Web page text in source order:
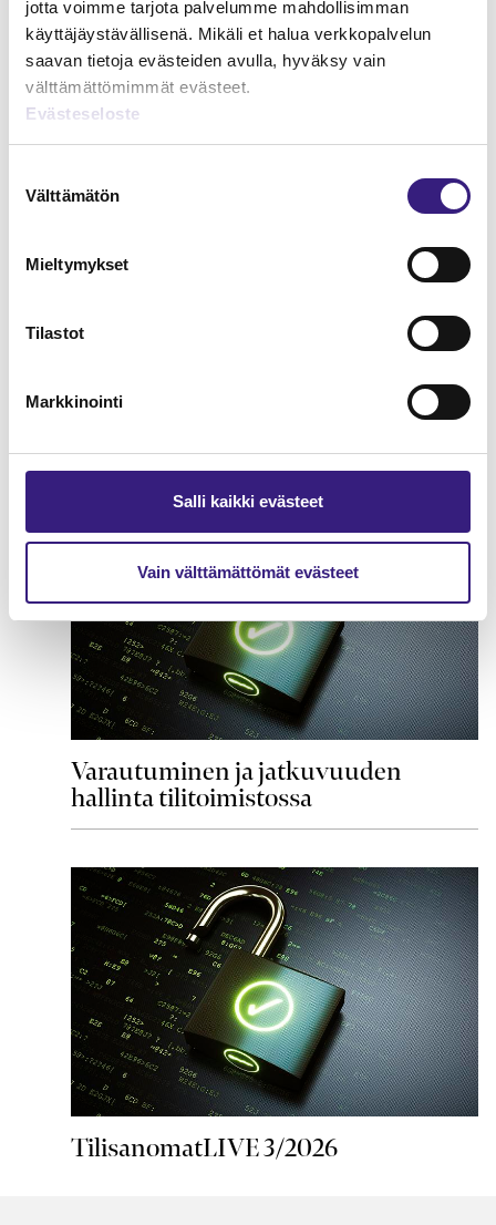
jotta voimme tarjota palvelumme mahdollisimman
käyttäjäystävällisenä. Mikäli et halua verkkopalvelun
saavan tietoja evästeiden avulla, hyväksy vain
välttämättömimmät evästeet.
Evästeseloste
valinta
Välttämätön
Mieltymykset
Tilastot
Markkinointi
Salli kaikki evästeet
Vain välttämättömät evästeet
JÄRJESTELMÄT JA OHJELMISTOT
Talous- ja palkkahallinnon
Varautuminen ja jatkuvuuden
hallinta tilitoimistossa
TilisanomatLIVE 3/2026